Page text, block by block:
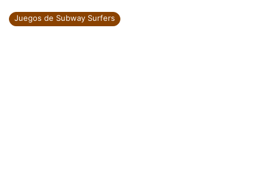
Juegos de Subway Surfers